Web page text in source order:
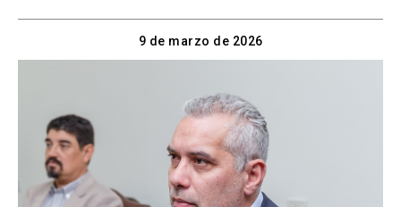
9 de marzo de 2026